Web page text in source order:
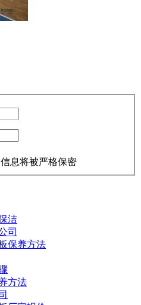
息将被严格保密
洁
司
保养方法
方法